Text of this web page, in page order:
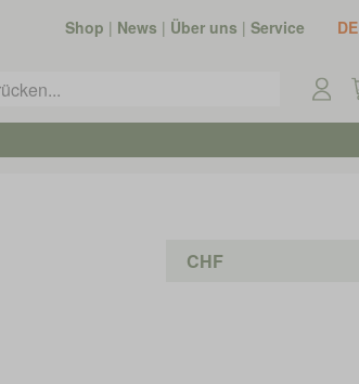
Shop | News | Über uns | Service DE